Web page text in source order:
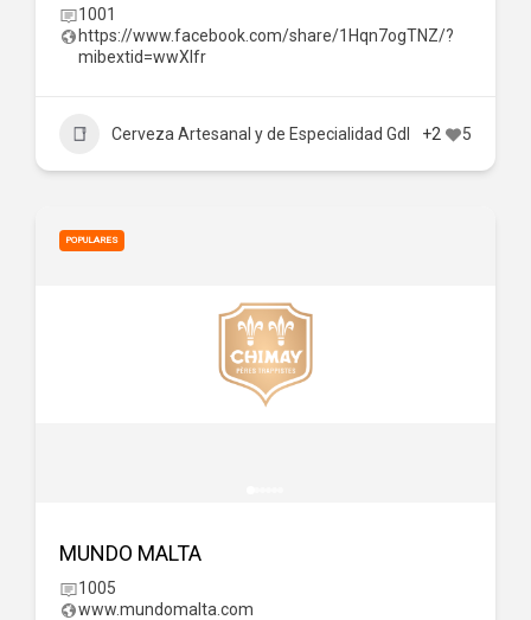
1001
https://www.facebook.com/share/1Hqn7ogTNZ/?
mibextid=wwXIfr
Cerveza Artesanal y de Especialidad Gdl +2 5
POPULARES
MUNDO MALTA
1005
www.mundomalta.com